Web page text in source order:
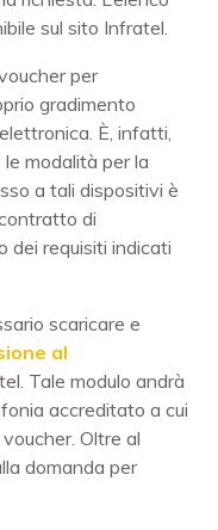
sul sito Infratel.
per
gradimento
È, infatti,
modalità per la
a tali dispositivi è
di
dei requisiti indicati
scaricare e
al
Tale modulo andrà
accreditato a cui
Oltre al
domanda per